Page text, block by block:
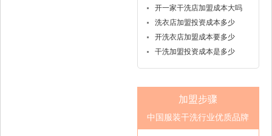
开一家干洗店加盟成本大吗
洗衣店加盟投资成本多少
开洗衣店加盟成本要多少
干洗加盟投资成本是多少
加盟步骤
中国服装干洗行业优质品牌